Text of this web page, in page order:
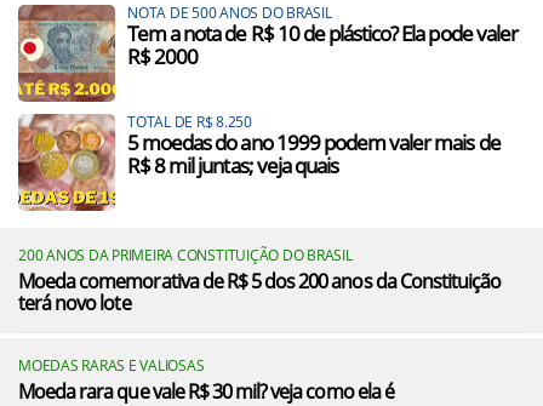
NOTA DE 500 ANOS DO BRASIL
Tem a nota de R$ 10 de plástico? Ela pode valer
R$ 2000
TOTAL DE R$ 8.250
5 moedas do ano 1999 podem valer mais de
R$ 8 mil juntas; veja quais
200 ANOS DA PRIMEIRA CONSTITUIÇÃO DO BRASIL
Moeda comemorativa de R$ 5 dos 200 anos da Constituição
terá novo lote
MOEDAS RARAS E VALIOSAS
Moeda rara que vale R$ 30 mil? veja como ela é